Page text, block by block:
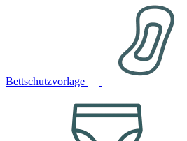
Bettschutzvorlage